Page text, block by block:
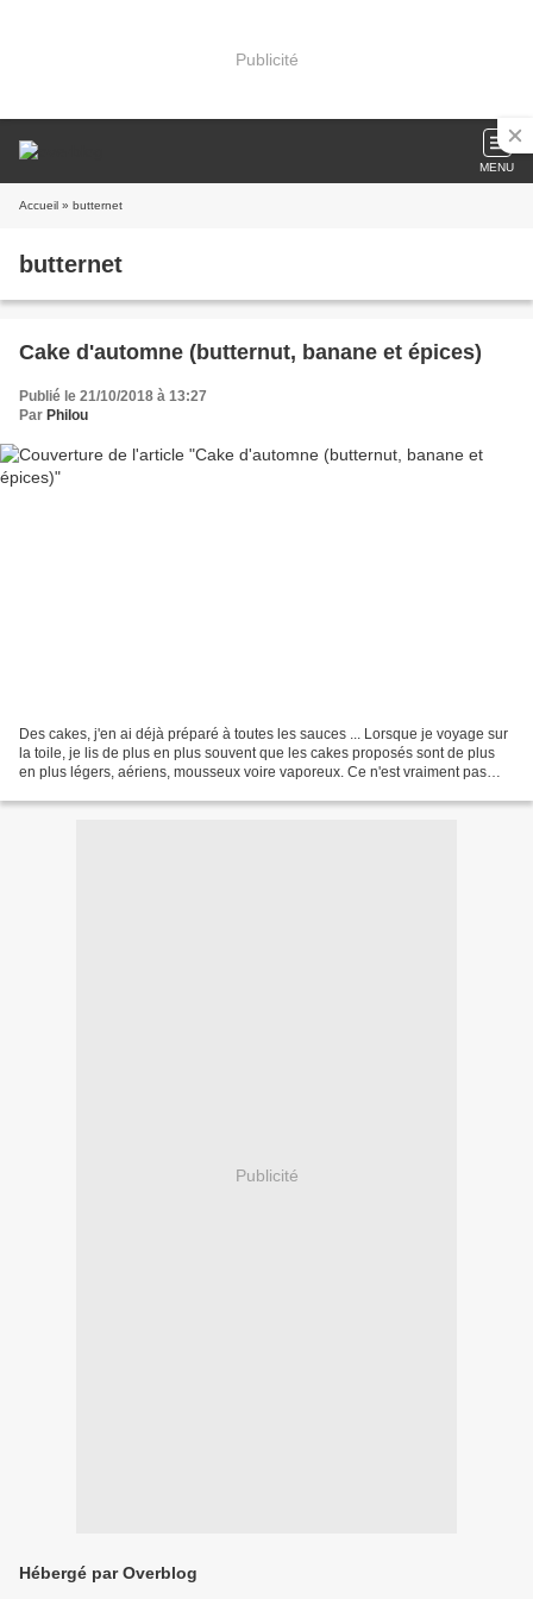
Publicité
MENU
Accueil » butternet
butternet
Cake d'automne (butternut, banane et épices)
Publié le 21/10/2018 à 13:27
Par Philou
Des cakes, j'en ai déjà préparé à toutes les sauces ... Lorsque je voyage sur
la toile, je lis de plus en plus souvent que les cakes proposés sont de plus
en plus légers, aériens, mousseux voire vaporeux. Ce n'est vraiment pas
Publicité
Hébergé par Overblog